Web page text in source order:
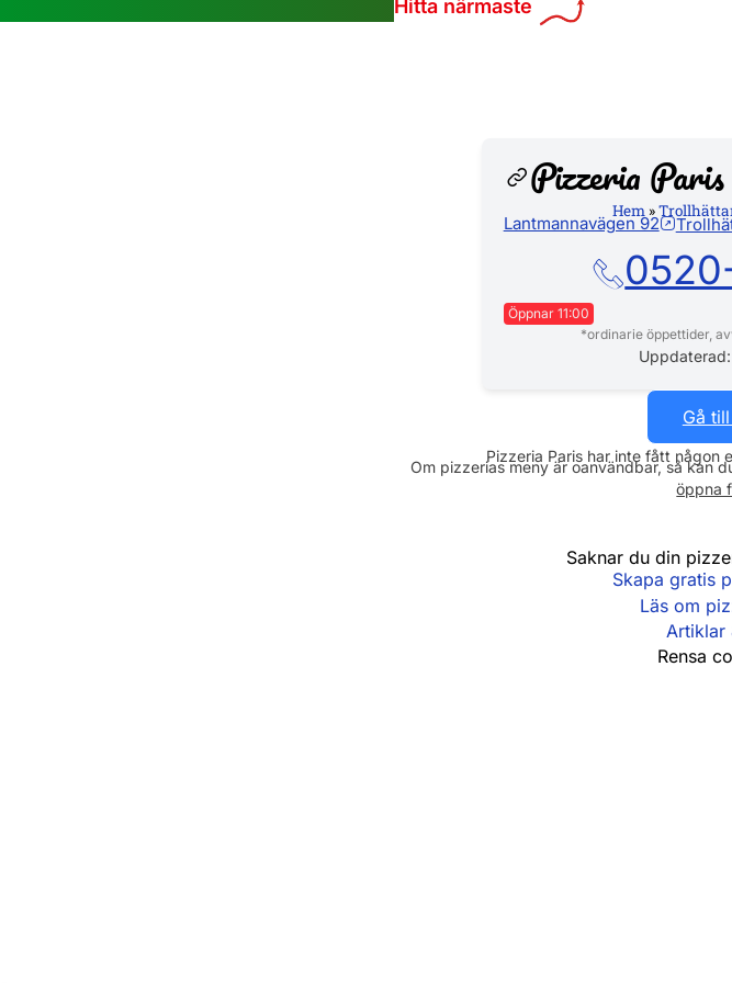
Hitta närmaste
Pizzeria Paris
Hem»
Lantmannavägen 92
Öppnar 11:00
Måndag
Onsdag
Torsdag
Fredag
*ordinarie öppettider,
Gå
Pizzeria Paris har inte fått någon
Om pizzerias meny är oanvändbar, så kan
öppna
Saknar du din
Skapa gratis
Läs om
Artiklar
Rensa